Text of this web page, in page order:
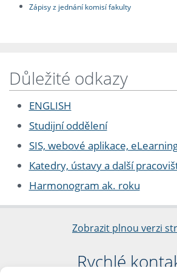
Zápisy z jednání komisí fakulty
Důležité odkazy
ENGLISH
Studijní oddělení
SIS, webové aplikace,
Katedry, ústavy a další
Harmonogram ak. roku
Zobrazit plnou verzi
Rychlé